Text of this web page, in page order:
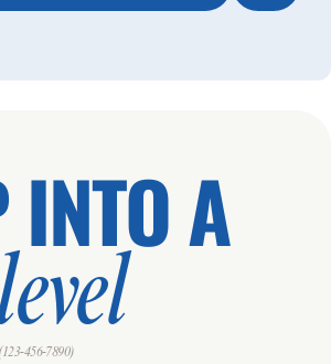
INTO A
(123-456-7890)